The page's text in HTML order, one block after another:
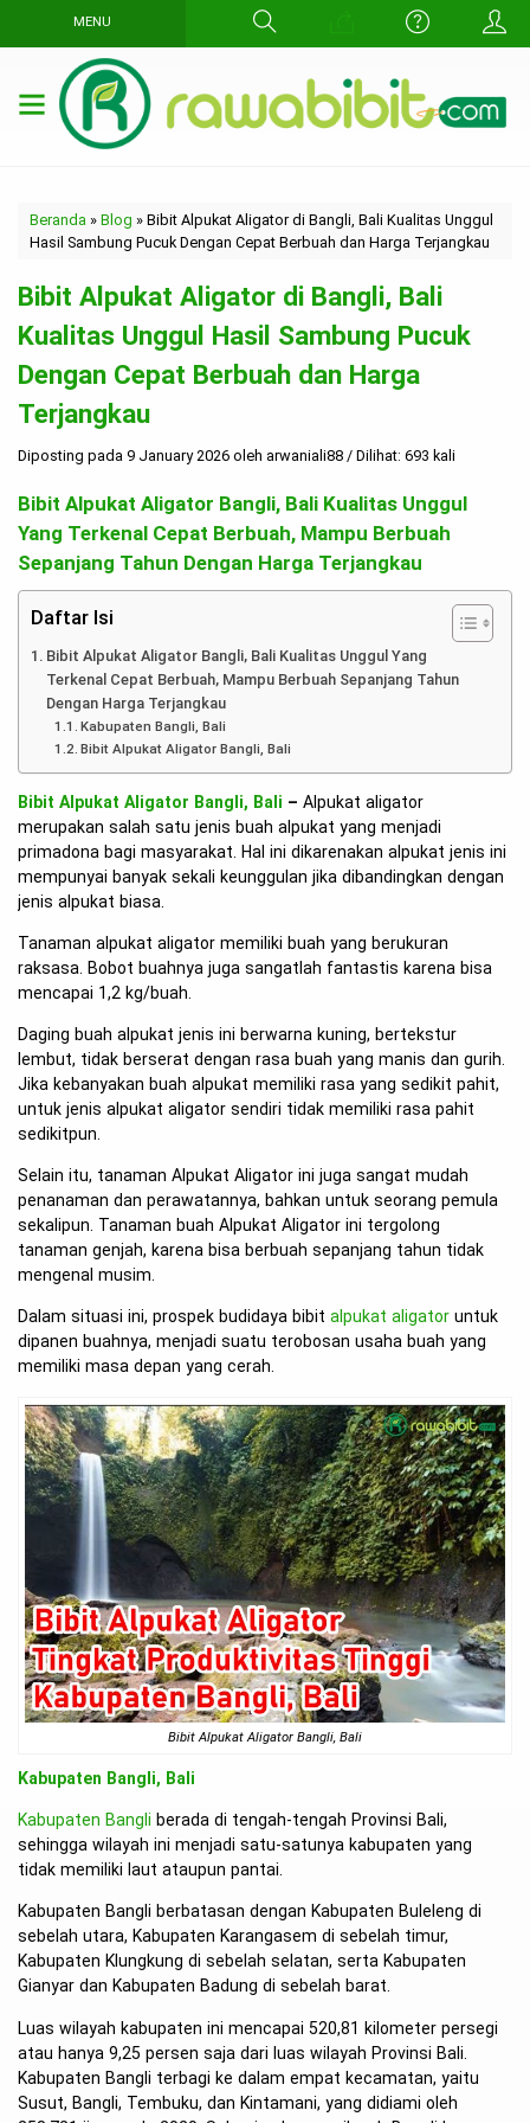
MENU
Beranda » Blog » Bibit Alpukat Aligator di Bangli, Bali Kualitas Unggul
Hasil Sambung Pucuk Dengan Cepat Berbuah dan Harga Terjangkau
Bibit Alpukat Aligator di Bangli, Bali
Kualitas Unggul Hasil Sambung Pucuk
Dengan Cepat Berbuah dan Harga
Terjangkau
Diposting pada 9 January 2026 oleh arwaniali88 / Dilihat: 693 kali
Bibit Alpukat Aligator Bangli, Bali Kualitas Unggul
Yang Terkenal Cepat Berbuah, Mampu Berbuah
Sepanjang Tahun Dengan Harga Terjangkau
Daftar Isi
Bibit Alpukat Aligator Bangli, Bali Kualitas Unggul Yang
Terkenal Cepat Berbuah, Mampu Berbuah Sepanjang Tahun
Dengan Harga Terjangkau
Kabupaten Bangli, Bali
Bibit Alpukat Aligator Bangli, Bali
Bibit Alpukat Aligator Bangli, Bali – Alpukat aligator
merupakan salah satu jenis buah alpukat yang menjadi
primadona bagi masyarakat. Hal ini dikarenakan alpukat jenis ini
mempunyai banyak sekali keunggulan jika dibandingkan dengan
jenis alpukat biasa.
Tanaman alpukat aligator memiliki buah yang berukuran
raksasa. Bobot buahnya juga sangatlah fantastis karena bisa
mencapai 1,2 kg/buah.
Daging buah alpukat jenis ini berwarna kuning, bertekstur
lembut, tidak berserat dengan rasa buah yang manis dan gurih.
Jika kebanyakan buah alpukat memiliki rasa yang sedikit pahit,
untuk jenis alpukat aligator sendiri tidak memiliki rasa pahit
sedikitpun.
Selain itu, tanaman Alpukat Aligator ini juga sangat mudah
penanaman dan perawatannya, bahkan untuk seorang pemula
sekalipun. Tanaman buah Alpukat Aligator ini tergolong
tanaman genjah, karena bisa berbuah sepanjang tahun tidak
mengenal musim.
Dalam situasi ini, prospek budidaya bibit alpukat aligator untuk
dipanen buahnya, menjadi suatu terobosan usaha buah yang
memiliki masa depan yang cerah.
Bibit Alpukat Aligator Bangli, Bali
Kabupaten Bangli, Bali
Kabupaten Bangli berada di tengah-tengah Provinsi Bali,
sehingga wilayah ini menjadi satu-satunya kabupaten yang
tidak memiliki laut ataupun pantai.
Kabupaten Bangli berbatasan dengan Kabupaten Buleleng di
sebelah utara, Kabupaten Karangasem di sebelah timur,
Kabupaten Klungkung di sebelah selatan, serta Kabupaten
Gianyar dan Kabupaten Badung di sebelah barat.
Luas wilayah kabupaten ini mencapai 520,81 kilometer persegi
atau hanya 9,25 persen saja dari luas wilayah Provinsi Bali.
Kabupaten Bangli terbagi ke dalam empat kecamatan, yaitu
Susut, Bangli, Tembuku, dan Kintamani, yang didiami oleh